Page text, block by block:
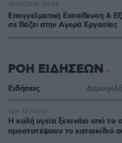
Επαγγελματική Εκπαίδευση &
σε Bάζει στην Aγορά Eργασίας
26.07.2026, 09:54
ΡΟΗ ΕΙΔΗΣΕΩΝ
Ειδήσεις Δημοφιλή
Η καλή υγεία ξεκινάει από
προστατέψουν το κατοικίδιό
πριν 12 λεπτά